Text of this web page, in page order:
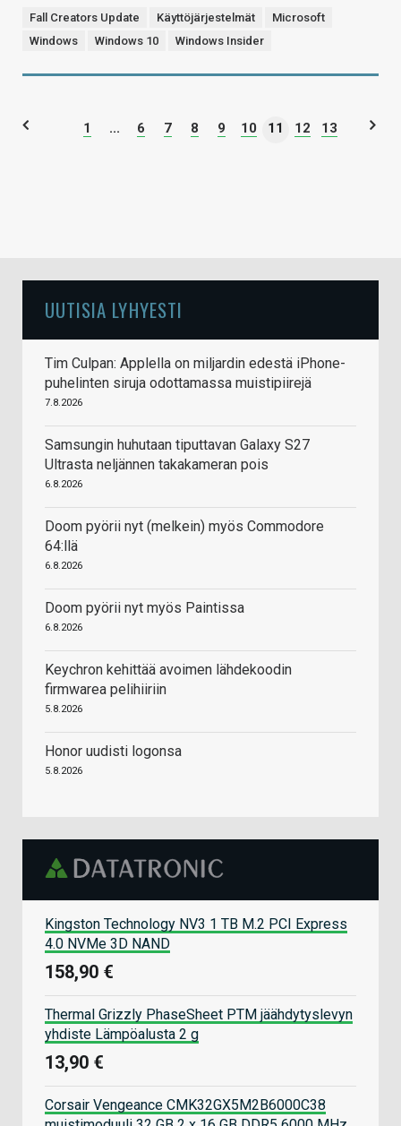
Fall Creators Update Käyttöjärjestelmät
Microsoft
Windows
Windows 10 Windows Insider
1 ... 6 7 8 9 10 11 12 13
UUTISIA LYHYESTI
Tim Culpan: Applella on miljardin edestä iPhone-
puhelinten siruja odottamassa muistipiirejä
7.8.2026
Samsungin huhutaan tiputtavan Galaxy S27
Ultrasta neljännen takakameran pois
6.8.2026
Doom pyörii nyt (melkein) myös Commodore
64:llä
6.8.2026
Doom pyörii nyt myös Paintissa
6.8.2026
Keychron kehittää avoimen lähdekoodin
firmwarea pelihiiriin
5.8.2026
Honor uudisti logonsa
5.8.2026
Kingston Technology NV3 1 TB M.2 PCI Express
4.0 NVMe 3D NAND
158,90 €
Thermal Grizzly PhaseSheet PTM jäähdytyslevyn
yhdiste Lämpöalusta 2 g
13,90 €
Corsair Vengeance CMK32GX5M2B6000C38